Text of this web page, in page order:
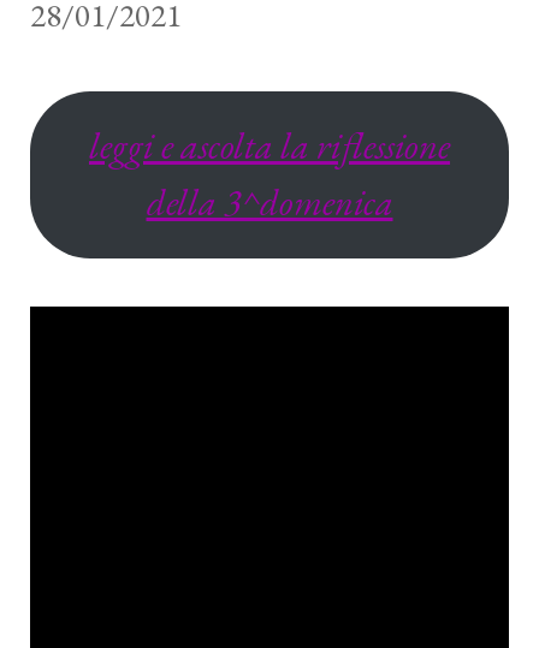
28/01/2021
leggi e ascolta la riflessione
della 3^domenica